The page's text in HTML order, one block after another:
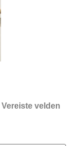
Vereiste velden